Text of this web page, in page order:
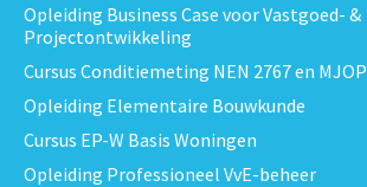
Opleiding Business Case voor Vastgoed- &
Projectontwikkeling
Cursus Conditiemeting NEN 2767 en MJOP
Opleiding Elementaire Bouwkunde
Cursus EP-W Basis Woningen
Opleiding Professioneel VvE-beheer